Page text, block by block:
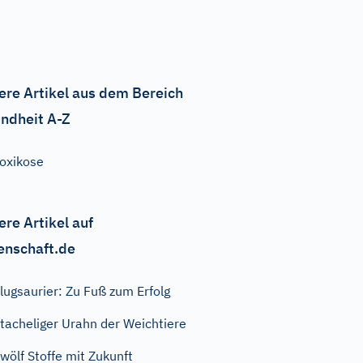
Artikel aus dem Bereich
A-Z
Artikel auf
Zu Fuß zum Erfolg
Urahn der Weichtiere
Stoffe mit Zukunft